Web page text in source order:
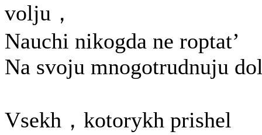
volju，
Nauchi nikogda ne roptat’
Na svoju mnogotrudnuju
Vsekh，kotorykh prishel